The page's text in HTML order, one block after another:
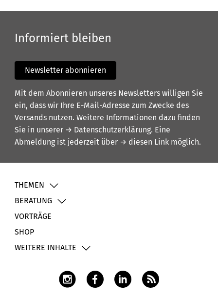
Informiert bleiben
Newsletter abonnieren
Mit dem Abonnieren unseres Newsletters willigen Sie
ein, dass wir Ihre E-Mail-Adresse zum Zwecke des
Versands nutzen. Weitere Informationen dazu finden
Sie in unserer → Datenschutzerklärung. Eine
Abmeldung ist jederzeit über → diesen Link möglich.
THEMEN
BERATUNG
VORTRÄGE
SHOP
WEITERE INHALTE